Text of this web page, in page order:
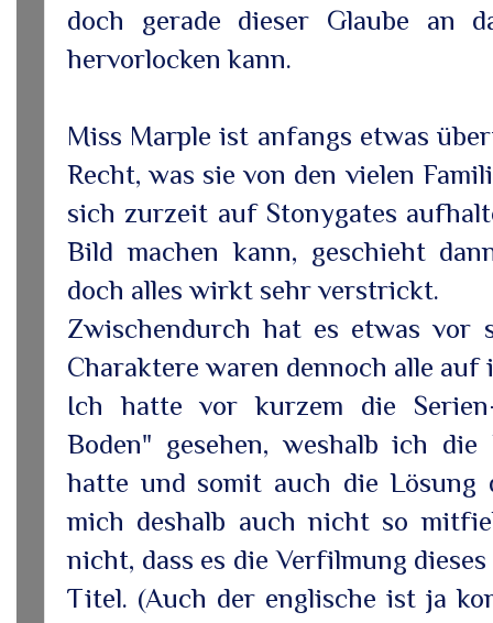
doch gerade dieser Glaube an
hervorlocken kann.
Miss Marple ist anfangs etwas
Recht, was sie von den vielen
sich zurzeit auf Stonygates
Bild machen kann, geschieht
doch alles wirkt sehr verstrickt.
Zwischendurch hat es etwas vor
Charaktere waren dennoch alle
Ich hatte vor kurzem die
Boden" gesehen, weshalb ich
hatte und somit auch die Lösung
mich deshalb auch nicht so
nicht, dass es die Verfilmung
Titel. (Auch der englische ist ja